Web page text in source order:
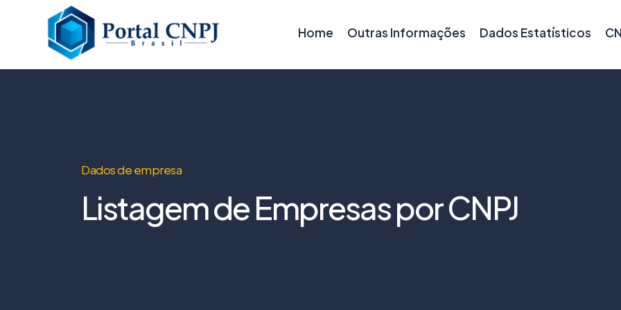
Home Outras Informações Dados Estatísticos
Dados de empresa
Listagem de Empresas por CNPJ